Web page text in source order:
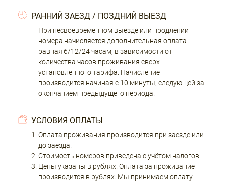
РАННИЙ ЗАЕЗД / ПОЗДНИЙ ВЫЕЗД
При несвоевременном выезде или продлении
номера начисляется дополнительная оплата
равная 6/12/24 часам, в зависимости от
количества часов проживания сверх
установленного тарифа. Начисление
производится начиная с 10 минуты, следующей за
окончанием предыдущего периода.
УСЛОВИЯ ОПЛАТЫ
Оплата проживания производится при заезде или
до заезда.
Стоимость номеров приведена с учётом налогов.
Цены указаны в рублях. Оплата за проживание
производится в рублях. Мы принимаем оплату